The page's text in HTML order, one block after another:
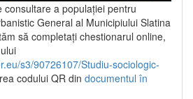
a populaţiei pentru
General al Municipiului Slatina
să completați chestionarul online,
s3/90726107/Studiu-sociologic-
codului QR din documentul în